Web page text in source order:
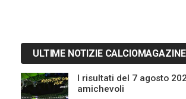
ULTIME NOTIZIE CALCIOMAGAZINE
I risultati del 7 agosto
amichevoli